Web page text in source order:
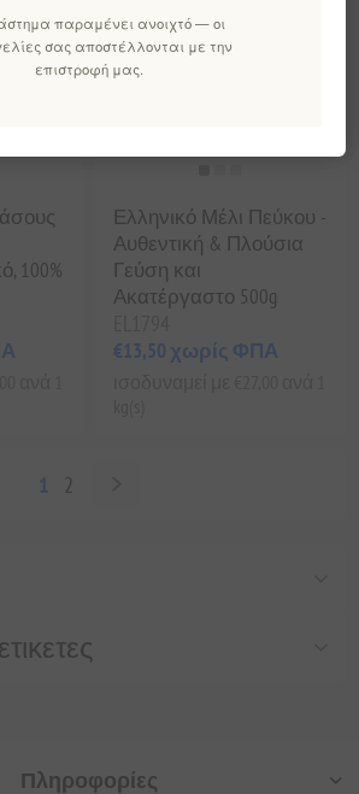
100%
Ελληνικό Μέλι Πεύκου -
Αυθεντική & Πλούσια
Γεύση και
Ακατέργαστο 500g
€13,50 χωρίς ΦΠΑ
1 2
Πληροφορίες
παραμένει ανοιχτό — οι
σας αποστέλλονται με την
επιστροφή μας.